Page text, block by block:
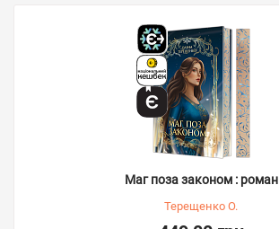
Маг поза законом : роман
Терещенко О.